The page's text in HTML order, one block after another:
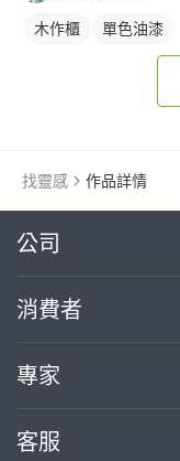
木作櫃 單色油漆
找靈感 作品詳情
公司
關於我們
部落格
加入我們
消費者
買服務
熱門服務
專家
案件中心
客服
繼續完成